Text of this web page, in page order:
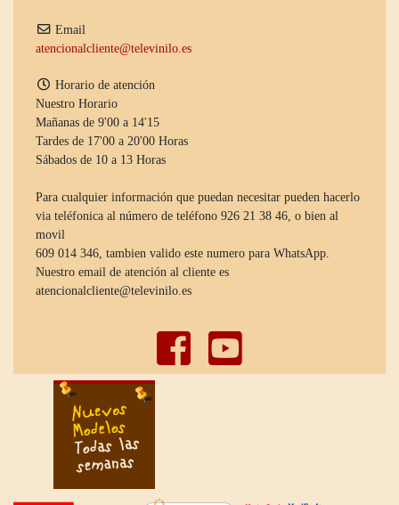
Email
atencionalcliente@televinilo.es
Horario de atención
Nuestro Horario
Mañanas de 9'00 a 14'15
Tardes de 17'00 a 20'00 Horas
Sábados de 10 a 13 Horas
Para cualquier información que puedan necesitar pueden hacerlo
via teléfonica al número de teléfono 926 21 38 46, o bien al
movil
609 014 346, tambien valido este numero para WhatsApp.
Nuestro email de atención al cliente es
atencionalcliente@televinilo.es